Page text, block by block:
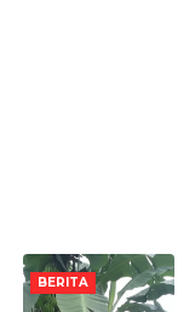
BERITA